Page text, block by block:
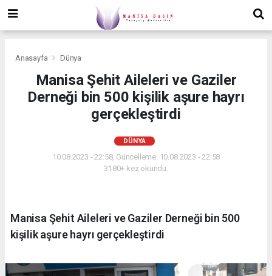
Anasayfa Dünya
Manisa Şehit Aileleri ve Gaziler
Derneği bin 500 kişilik aşure hayrı
gerçekleştirdi
DÜNYA
10.08.2023 - 22:58, Güncelleme: 10.08.2023 - 22:58
3180+ kez okundu.
Manisa Şehit Aileleri ve Gaziler Derneği bin 500
kişilik aşure hayrı gerçekleştirdi